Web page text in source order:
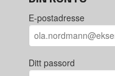
E-postadresse
Ditt passord